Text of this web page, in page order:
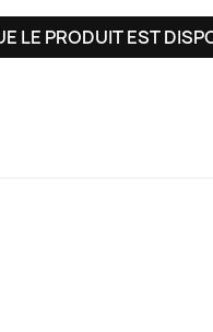
LE PRODUIT EST